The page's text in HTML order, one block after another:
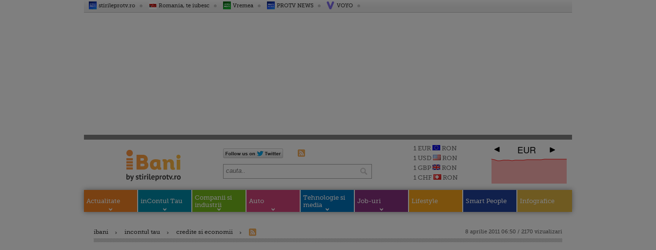
stirileprotv.ro Romania, te iubesc Vremea PROTV NEWS VOYO
1 EUR
RON
1 USD
RON
1 GBP
RON
1 CHF
RON
EUR
Actualitate inContul Tau
Companii si
industrii
Auto
Tehnologie si
media
Job-uri Lifestyle Smart People Infografice
ibani incontul tau credite si economii 8 aprilie 2011 06:50 / 2170 vizualizari